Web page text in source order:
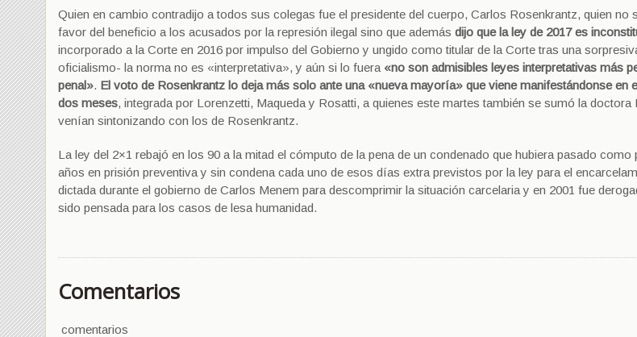
Quien en cambio contradijo a todos sus colegas fue el presidente del cuerpo, Carlos Rosenkrantz, quien no
favor del beneficio a los acusados por la represión ilegal sino que además dijo que la ley de 2017 es
incorporado a la Corte en 2016 por impulso del Gobierno y ungido como titular de la Corte tras una
oficialismo- la norma no es «interpretativa», y aún si lo fuera «no son admisibles leyes interpretativas más
penal». El voto de Rosenkrantz lo deja más solo ante una «nueva mayoría» que viene manifestándonse en
dos meses, integrada por Lorenzetti, Maqueda y Rosatti, a quienes este martes también se sumó la
venían sintonizando con los de Rosenkrantz.
La ley del 2×1 rebajó en los 90 a la mitad el cómputo de la pena de un condenado que hubiera pasado
años en prisión preventiva y sin condena cada uno de esos días extra previstos por la ley para el
dictada durante el gobierno de Carlos Menem para descomprimir la situación carcelaria y en 2001 fue
sido pensada para los casos de lesa humanidad.
Comentarios
comentarios